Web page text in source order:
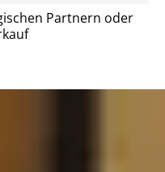
Partnern oder